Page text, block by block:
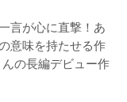
言が心に直撃！あ
意味を持たせる作
の長編デビュー作